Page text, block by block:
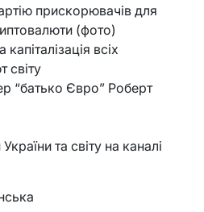
прискорювачів для
(фото)
всіх
світу
“батько Євро” Роберт
та світу на каналі